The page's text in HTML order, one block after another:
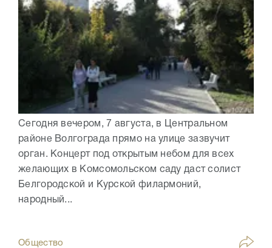
Сегодня вечером, 7 августа, в Центральном
районе Волгограда прямо на улице зазвучит
орган. Концерт под открытым небом для всех
желающих в Комсомольском саду даст солист
Белгородской и Курской филармоний,
народный...
Общество